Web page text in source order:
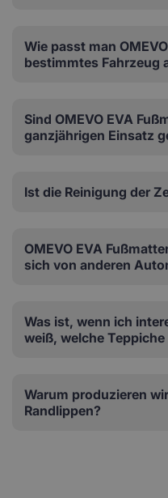
Wie passt man
bestimmtes Fahrzeug
Sind OMEVO EVA
ganzjährigen Einsatz
Ist die Reinigung der
OMEVO EVA
sich von anderen
Was ist, wenn ich
weiß, welche
Warum produzieren
Randlippen?